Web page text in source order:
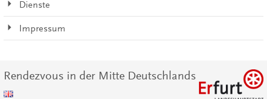
Dienste
Impressum
Rendezvous in der Mitte Deutschlands